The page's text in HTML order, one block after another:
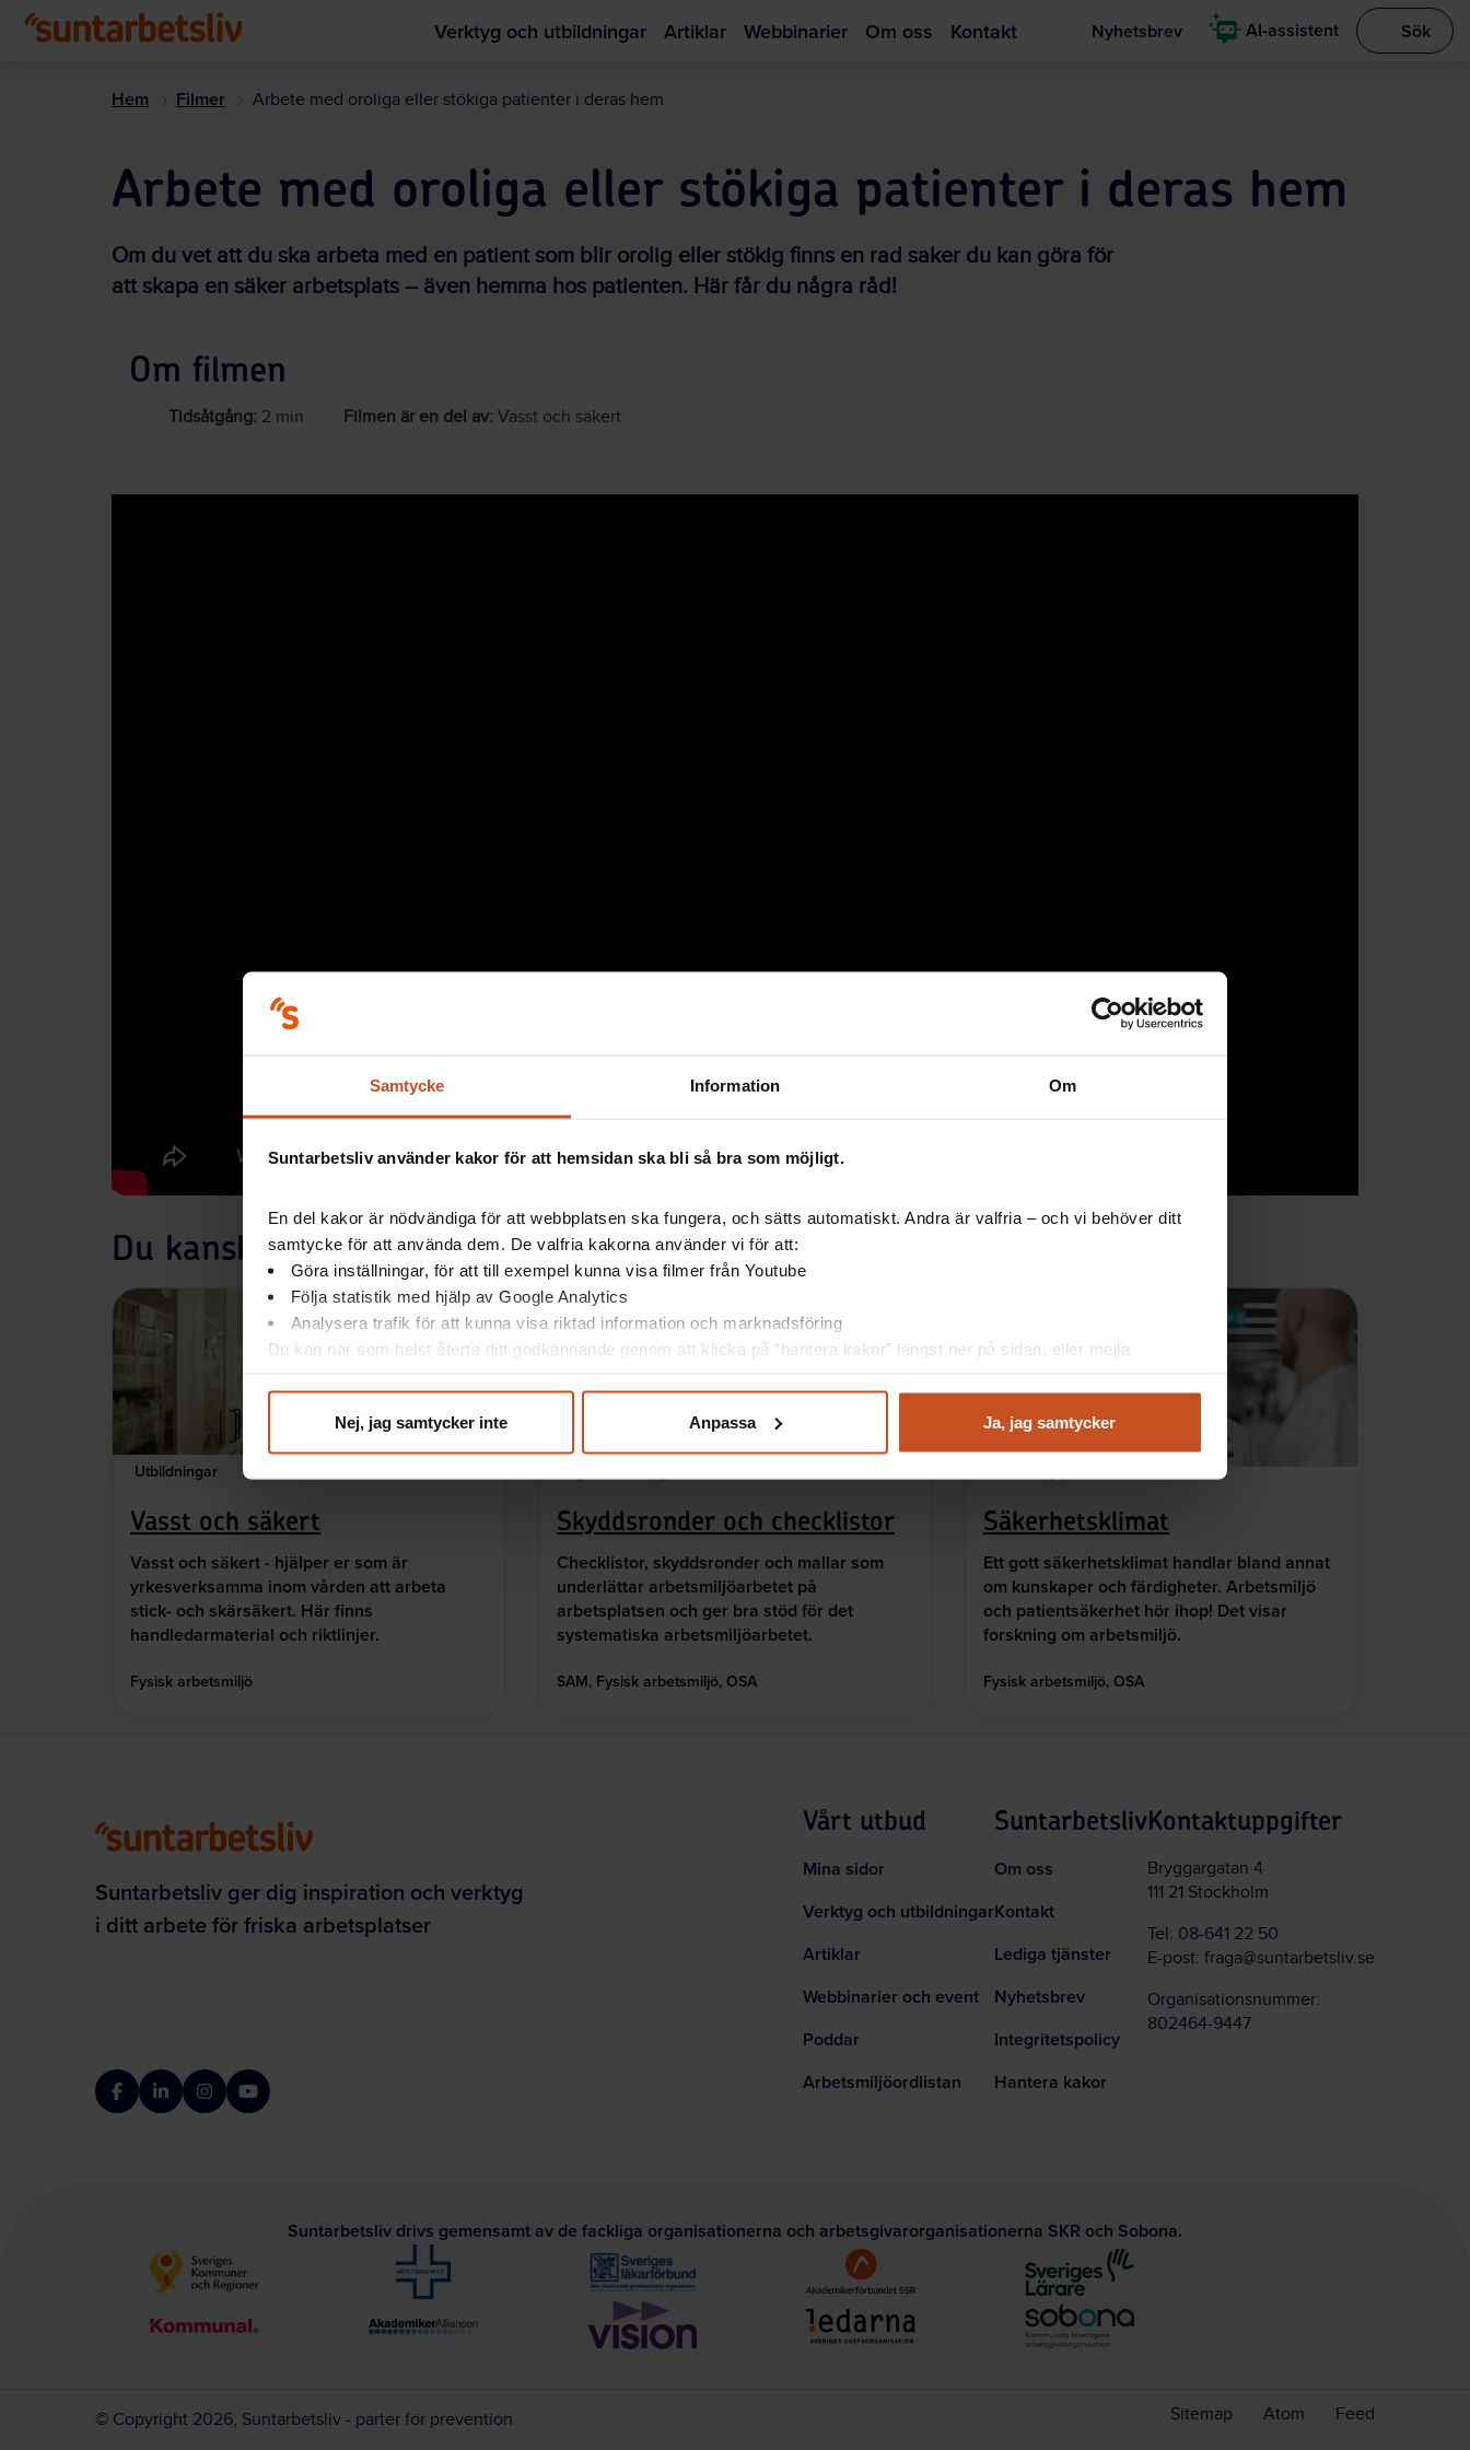
Samtycke Information Om
Suntarbetsliv använder kakor för att hemsidan ska bli så bra som möjligt.
En del kakor är nödvändiga för att webbplatsen ska fungera, och sätts automatiskt. Andra är valfria – och vi behöver ditt
samtycke för att använda dem. De valfria kakorna använder vi för att:
Göra inställningar, för att till exempel kunna visa filmer från Youtube
Följa statistik med hjälp av Google Analytics
Analysera trafik för att kunna visa riktad information och marknadsföring
Du kan när som helst återta ditt godkännande genom att klicka på ”hantera kakor” längst ner på sidan, eller mejla
Nej, jag samtycker inte Anpassa Ja, jag samtycker
Verktyg och utbildningar Artiklar Webbinarier Om oss Kontakt Nyhetsbrev AI-assistent Visa
Sök
Hem Filmer Arbete med oroliga eller stökiga patienter i deras hem
Arbete med oroliga eller stökiga patienter i deras hem
Om du vet att du ska arbeta med en patient som blir orolig eller stökig finns en rad saker du kan göra för
att skapa en säker arbetsplats – även hemma hos patienten. Här får du några råd!
Om filmen
Tidsåtgång: 2 min Filmen är en del av: Vasst och säkert
Du kanske också är intressera av
Utbildningar
Vasst och säkert
Vasst och säkert - hjälper er som är
yrkesverksamma inom vården att arbeta
stick- och skärsäkert. Här finns
handledarmaterial och riktlinjer.
Fysisk arbetsmiljö
Skyddsronder och checklistor
Checklistor, skyddsronder och mallar som
underlättar arbetsmiljöarbetet på
arbetsplatsen och ger bra stöd för det
systematiska arbetsmiljöarbetet.
SAM, Fysisk arbetsmiljö, OSA
Säkerhetsklimat
Ett gott säkerhetsklimat handlar bland annat
om kunskaper och färdigheter. Arbetsmiljö
och patientsäkerhet hör ihop! Det visar
forskning om arbetsmiljö.
Fysisk arbetsmiljö, OSA
Suntarbetsliv ger dig inspiration och verktyg
i ditt arbete för friska arbetsplatser
FacebookLinkedInInstagramYouTube
Vårt utbud
Mina sidor
Verktyg och utbildningar
Artiklar
Webbinarier och event
Poddar
Arbetsmiljöordlistan
Suntarbetsliv
Om oss
Kontakt
Lediga tjänster
Nyhetsbrev
Integritetspolicy
Hantera kakor
Kontaktuppgifter
Bryggargatan 4
111 21 Stockholm
Tel: 08-641 22 50
E-post: fraga@suntarbetsliv.se
Organisationsnummer:
802464-9447
Suntarbetsliv drivs gemensamt av de fackliga organisationerna och arbetsgivarorganisationerna SKR och Sobona.
© Copyright 2026, Suntarbetsliv - parter för prevention Sitemap Atom Feed